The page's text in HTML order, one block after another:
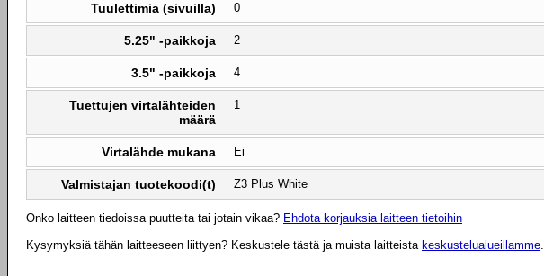
Tuulettimia (sivuilla) 0
5.25" -paikkoja 2
3.5" -paikkoja 4
Tuettujen virtalähteiden
määrä
1
Virtalähde mukana Ei
Valmistajan tuotekoodi(t) Z3 Plus White
Onko laitteen tiedoissa puutteita tai jotain vikaa? Ehdota korjauksia laitteen tietoihin
Kysymyksiä tähän laitteeseen liittyen? Keskustele tästä ja muista laitteista keskustelualueillamme.